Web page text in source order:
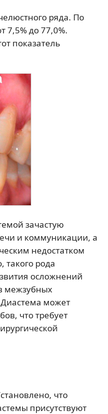
ряда. По
7,5% до 77,0%.
показатель
зачастую
и коммуникации, а
недостатком
такого рода
осложнений
межзубных
может
что требует
что
присутствуют